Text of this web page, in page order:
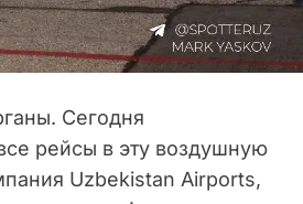
Сегодня
рейсы в эту воздушную
Uzbekistan Airports,